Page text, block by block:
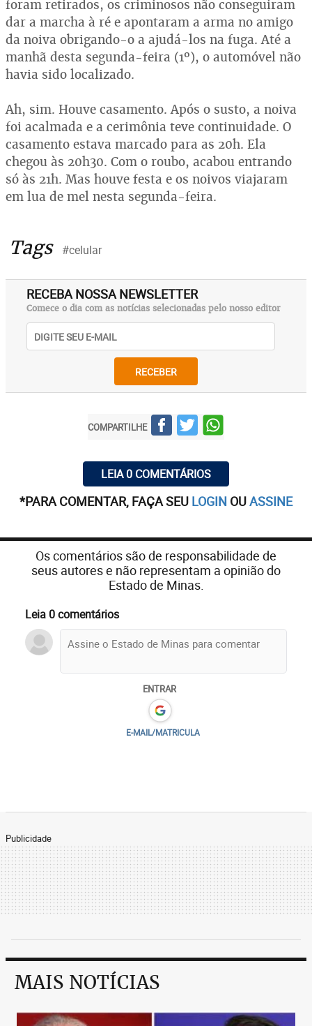
foram retirados, os criminosos não conseguiram
dar a marcha à ré e apontaram a arma no amigo
da noiva obrigando-o a ajudá-los na fuga. Até a
manhã desta segunda-feira (1º), o automóvel não
havia sido localizado.
Ah, sim. Houve casamento. Após o susto, a noiva
foi acalmada e a cerimônia teve continuidade. O
casamento estava marcado para as 20h. Ela
chegou às 20h30. Com o roubo, acabou entrando
só às 21h. Mas houve festa e os noivos viajaram
em lua de mel nesta segunda-feira.
Tags #celular
RECEBA NOSSA NEWSLETTER
Comece o dia com as notícias selecionadas pelo nosso editor
RECEBER
COMPARTILHE
LEIA 0 COMENTÁRIOS
*PARA COMENTAR, FAÇA SEU LOGIN OUASSINE
Os comentários são de responsabilidade de
seus autores e não representam a opinião do
Estado de Minas.
Leia 0 comentários
ENTRAR
E-MAIL/MATRICULA
Publicidade
MAIS NOTÍCIAS